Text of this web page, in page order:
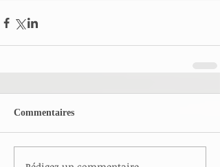
Commentaires